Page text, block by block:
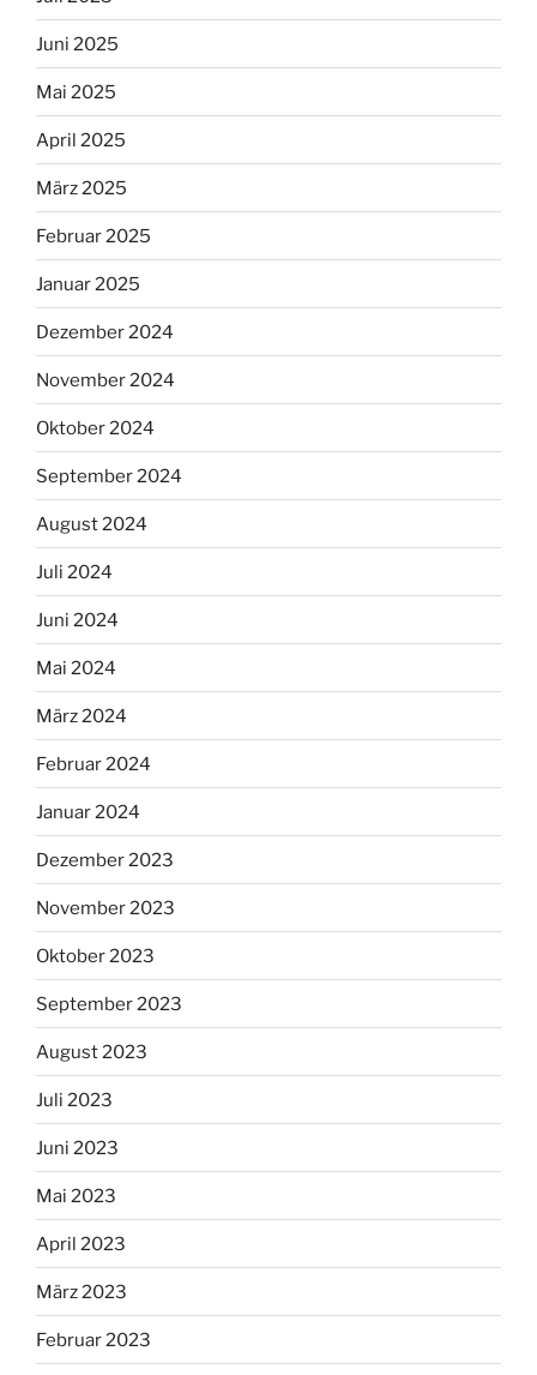
Juni 2025
Mai 2025
April 2025
März 2025
Februar 2025
Januar 2025
Dezember 2024
November 2024
Oktober 2024
September 2024
August 2024
Juli 2024
Juni 2024
Mai 2024
März 2024
Februar 2024
Januar 2024
Dezember 2023
November 2023
Oktober 2023
September 2023
August 2023
Juli 2023
Juni 2023
Mai 2023
April 2023
März 2023
Februar 2023